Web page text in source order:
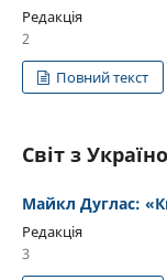
Редакція
2
Повний текст
Світ з
Майкл Дуглас:
Редакція
3